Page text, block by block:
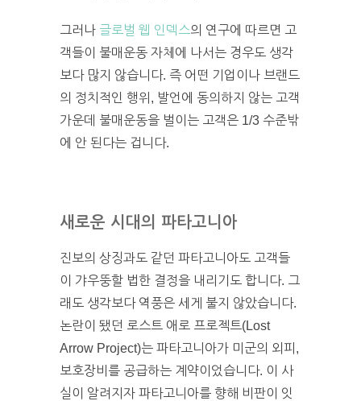
그러나 글로벌 웹 인덱스의 연구에 따르면 고
객들이 불매운동 자체에 나서는 경우도 생각
보다 많지 않습니다. 즉 어떤 기업이나 브랜드
의 정치적인 행위, 발언에 동의하지 않는 고객
가운데 불매운동을 벌이는 고객은 1/3 수준밖
에 안 된다는 겁니다.
새로운 시대의 파타고니아
진보의 상징과도 같던 파타고니아도 고객들
이 갸우뚱할 법한 결정을 내리기도 합니다. 그
래도 생각보다 역풍은 세게 불지 않았습니다.
논란이 됐던 로스트 애로 프로젝트(Lost
Arrow Project)는 파타고니아가 미군의 외피,
보호장비를 공급하는 계약이었습니다. 이 사
실이 알려지자 파타고니아를 향해 비판이 잇